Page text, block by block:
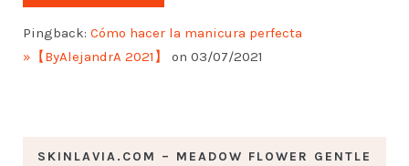
Pingback: Cómo hacer la manicura perfecta
»【ByAlejandrA 2021】
on 03/07/2021
SKINLAVIA.COM – MEADOW FLOWER GENTLE